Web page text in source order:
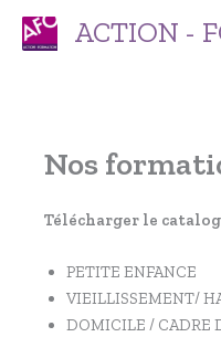
Aller
ACTION -
Nos
Télécharger le
PETITE ENFANCE
VIEILLISSEMENT/
DOMICILE / CADRE